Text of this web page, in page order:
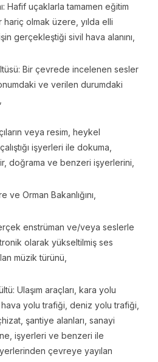
uçaklarla tamamen eğitim
hariç olmak üzere, yılda elli
gerçekleştiği sivil hava alanını,
Bir çevrede incelenen sesler
ve verilen durumdaki
veya resim, heykel
işyerleri ile dokuma,
doğrama ve benzeri işyerlerini,
Bakanlığını,
enstrüman ve/veya seslerle
olarak yükseltilmiş ses
müzik türünü,
araçları, kara yolu
yolu trafiği, deniz yolu trafiği,
şantiye alanları, sanayi
işyerleri ve benzeri ile
çevreye yayılan